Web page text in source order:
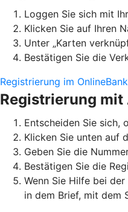
Loggen Sie sich mit
Klicken Sie auf Ihren
Unter „Karten
Bestätigen Sie die
Registrierung im
Registrierung
Entscheiden Sie sich,
Klicken Sie unten auf
Geben Sie die
Bestätigen Sie die
Wenn Sie Hilfe bei
in dem Brief, mit dem